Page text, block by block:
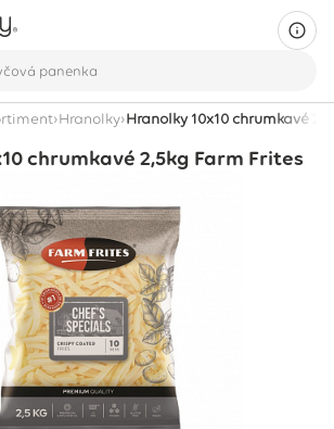
›Hranolky›Hranolky 10x10 chrumkavé
chrumkavé 2,5kg Farm Frites